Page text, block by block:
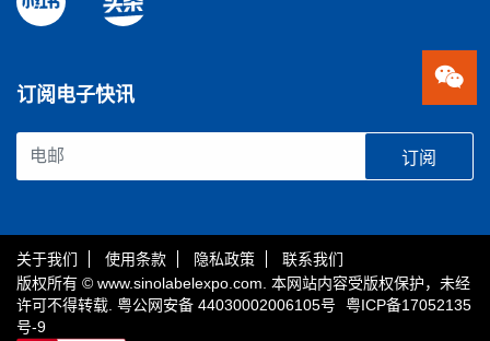
订阅电子快讯
订阅
关于我们 使用条款 隐私政策
联系我们
版权所有 © www.sinolabelexpo.com. 本网站内容受版权保护，未经
许可不得转载. 粤公网安备 44030002006105号
粤ICP备17052135
号-9